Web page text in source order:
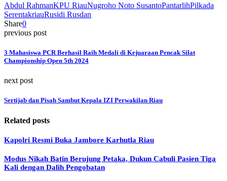
Abdul RahmanKPU RiauNugroho Noto SusantoPantarlihPilkada
SerentakriauRusidi Rusdan
Share0
previous post
3 Mahasiswa PCR Berhasil Raih Medali di Kejuaraan Pencak Silat
Championship Open 5th 2024
next post
Sertijab dan Pisah Sambut Kepala IZI Perwakilan Riau
Related posts
Kapolri Resmi Buka Jambore Karhutla Riau
Modus Nikah Batin Berujung Petaka, Dukun Cabuli Pasien Tiga
Kali dengan Dalih Pengobatan